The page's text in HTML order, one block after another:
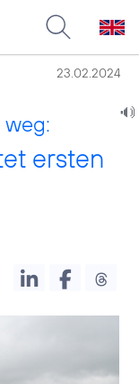
23.02.2024
ersten